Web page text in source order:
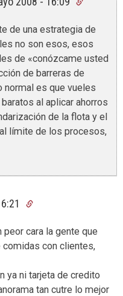
de una estrategia de
no son esos, esos
de «conózcame usted
de barreras de
normal es que vueles
al aplicar ahorros
de la flota y el
límite de los procesos,
peor cara la gente que
con clientes,
ya ni tarjeta de credito
tan cutre lo mejor